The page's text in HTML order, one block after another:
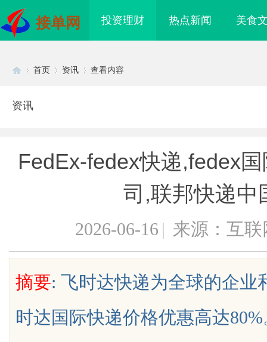
接单网 投资理财 热点新闻 美食
首页 资讯 查看内容
资讯
FedEx-fedex快递,fedex
司,联邦快递中
2026-06-16 | 来源：互联
摘要: 飞时达快递为全球的企业
时达国际快递价格优惠高达
康减重新时代